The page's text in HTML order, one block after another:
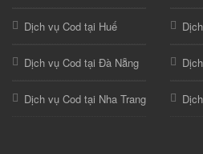
Dịch vụ Cod tại Huế
Dịch vụ Cod tại Đà Nẵng
Dịch vụ Cod tại Nha Trang